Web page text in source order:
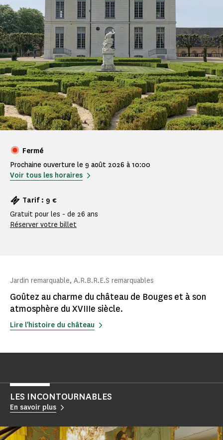
Fermé
Prochaine ouverture le 9 août 2026 à 10:00
Voir tous les horaires
Tarif : 9 €
Gratuit pour les - de 26 ans
Réserver votre billet
Jardin remarquable, A.R.B.R.E.S remarquables
Goûtez au charme du château de Bouges et à son
atmosphère du XVIIIe siècle.
Lire l'histoire du château
LES INCONTOURNABLES
En savoir plus